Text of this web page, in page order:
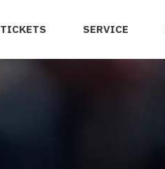
TICKETS SERVICE